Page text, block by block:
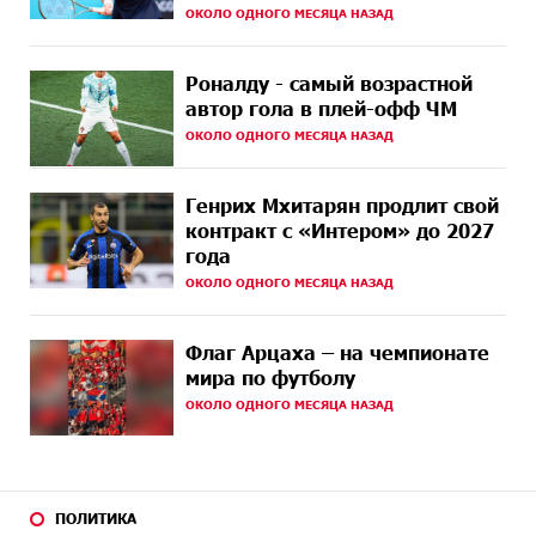
НАЗАД
установлена солнечная электростанция мощностью
15 ДНЕЙ
НАЗАД
Новые финансовые навыки на «Давидбекских
играх»: Idram&IDBank
16 ДНЕЙ Кругом война. А вас вводят в заблуждение. Аршак
Карапетян
17 ДНЕЙ
НАЗАД
Центр продаж и обслуживания Ucom в Егварде
возобновил работу по новому адресу — ул.
Ереванян, 3/47
20 ДНЕЙ
НАЗАД
До 25% idcoin-ов при покупке авиабилетов Flyone:
Idram&IDBank
20 ДНЕЙ
НАЗАД
Ucom и Microsoft Innovation Center помогают
школьникам развивать навыки кибербезопасности
21 ДНЕЙ При поддержке Ucom в Шенаване установлена
солнечная станция мощностью 10 кВт
ОКОЛО ОДНОГО МЕСЯЦА НАЗАД
Роналду - самый возрастной
автор гола в плей-офф ЧМ
ОКОЛО ОДНОГО МЕСЯЦА НАЗАД
Генрих Мхитарян продлит свой
контракт с «Интером» до 2027
года
ОКОЛО ОДНОГО МЕСЯЦА НАЗАД
Флаг Арцаха – на чемпионате
мира по футболу
ОКОЛО ОДНОГО МЕСЯЦА НАЗАД
ПОЛИТИКА